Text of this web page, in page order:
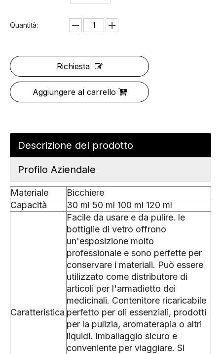
Quantità:
Richiesta
Aggiungere al carrello
Descrizione del prodotto
Profilo Aziendale
Materiale
Bicchiere
Capacità
30 ml 50 ml 100 ml 120 ml
Caratteristica
Facile da usare e da pulire. le
bottiglie di vetro offrono
un'esposizione molto
professionale e sono perfette per
conservare i materiali. Può essere
utilizzato come distributore di
articoli per l'armadietto dei
medicinali. Contenitore ricaricabile
perfetto per oli essenziali, prodotti
per la pulizia, aromaterapia o altri
liquidi. Imballaggio sicuro e
conveniente per viaggiare. Si